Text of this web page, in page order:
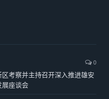
0
考察并主持召开深入推进雄安
展座谈会